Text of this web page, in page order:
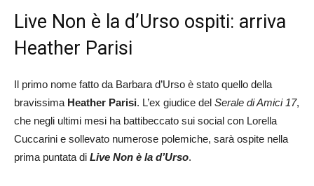
Live Non è la d’Urso ospiti: arriva
Heather Parisi
Il primo nome fatto da Barbara d’Urso è stato quello della
bravissima Heather Parisi. L’ex giudice del Serale di Amici 17,
che negli ultimi mesi ha battibeccato sui social con Lorella
Cuccarini e sollevato numerose polemiche, sarà ospite nella
prima puntata di Live Non è la d’Urso.